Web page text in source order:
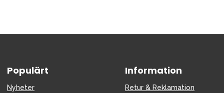
Populärt
Nyheter
Information
Retur & Reklamation